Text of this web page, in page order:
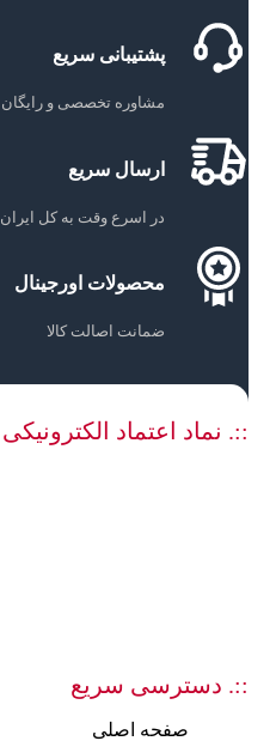
پشتیبانی سریع
مشاوره تخصصی و رایگان
ارسال سریع
در اسرع وقت به کل ایران
محصولات اورجینال
ضمانت اصالت کالا
::. نماد اعتماد الکترونیکی
::. دسترسی سریع
صفحه اصلی